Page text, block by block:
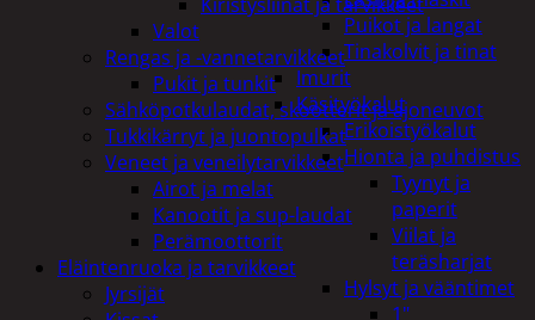
Puikot ja langat
Tinakolvit ja tinat
Imurit
Käsityökalut
Erikoistyökalut
Hionta ja puhdistus
Tyynyt ja
paperit
Viilat ja
teräsharjat
Hylsyt ja vääntimet
1"
Valot
Rengas ja -vannetarvikkeet
Pukit ja tunkit
Sähköpotkulaudat, skootterit ja ajoneuvot
Tukkikärryt ja juontopulkat
Veneet ja veneilytarvikkeet
Airot ja melat
Kanootit ja sup-laudat
Perämoottorit
Eläintenruoka ja tarvikkeet
Jyrsijät